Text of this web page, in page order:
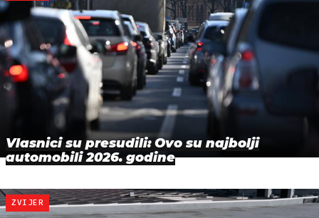
Vlasnici su presudili: Ovo su najbolji
automobili 2026. godine
ZVIJER